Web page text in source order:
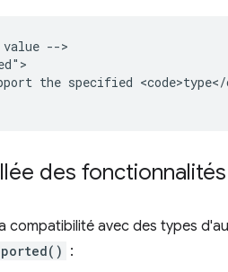
-->
the specified
des
compatibilité avec des types
: